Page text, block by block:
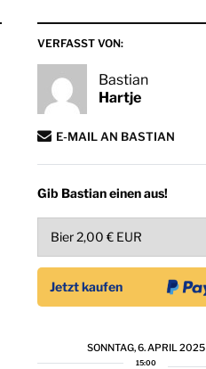
VERFASST VON:
Bastian
Hartje
E-MAIL AN BASTIAN
Gib Bastian einen aus!
SONNTAG, 6. APRIL 2025
15:00